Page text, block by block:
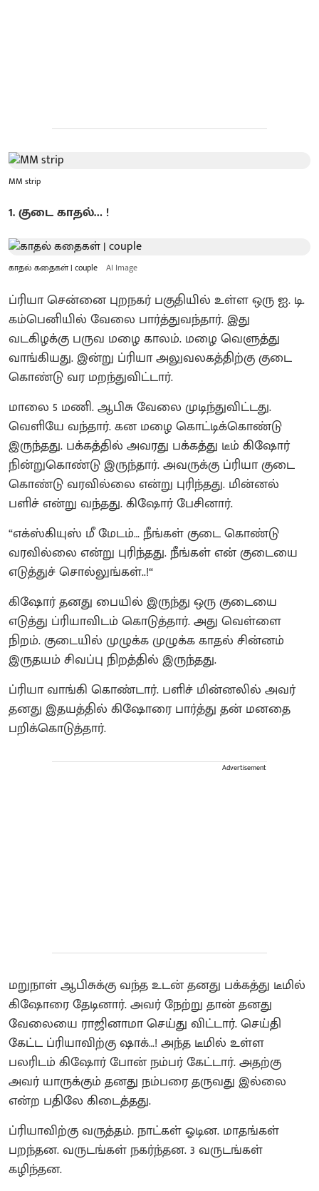
MM strip
1. குடை காதல்… !
காதல் கதைகள் | couple AI Image
ப்ரியா சென்னை புறநகர் பகுதியில் உள்ள ஒரு ஐ. டி.
கம்பெனியில் வேலை பார்த்துவந்தார். இது
வடகிழக்கு பருவ மழை காலம். மழை வெளுத்து
வாங்கியது. இன்று ப்ரியா அலுவலகத்திற்கு குடை
கொண்டு வர மறந்துவிட்டார்.
மாலை 5 மணி. ஆபிசு வேலை முடிந்துவிட்டது.
வெளியே வந்தார். கன மழை கொட்டிக்கொண்டு
இருந்தது. பக்கத்தில் அவரது பக்கத்து டீம் கிஷோர்
நின்றுகொண்டு இருந்தார். அவருக்கு ப்ரியா குடை
கொண்டு வரவில்லை என்று புரிந்தது. மின்னல்
பளிச் என்று வந்தது. கிஷோர் பேசினார்.
“எக்ஸ்கியுஸ் மீ மேடம்… நீங்கள் குடை கொண்டு
வரவில்லை என்று புரிந்தது. நீங்கள் என் குடையை
எடுத்துச் சொல்லுங்கள்..!“
கிஷோர் தனது பையில் இருந்து ஒரு குடையை
எடுத்து ப்ரியாவிடம் கொடுத்தார். அது வெள்ளை
நிறம். குடையில் முழுக்க முழுக்க காதல் சின்னம்
இருதயம் சிவப்பு நிறத்தில் இருந்தது.
ப்ரியா வாங்கி கொண்டார். பளிச் மின்னலில் அவர்
தனது இதயத்தில் கிஷோரை பார்த்து தன் மனதை
பறிக்கொடுத்தார்.
Advertisement
மறுநாள் ஆபிசுக்கு வந்த உடன் தனது பக்கத்து டீமில்
கிஷோரை தேடினார். அவர் நேற்று தான் தனது
வேலையை ராஜினாமா செய்து விட்டார். செய்தி
கேட்ட ப்ரியாவிற்கு ஷாக்…! அந்த டீமில் உள்ள
பலரிடம் கிஷோர் போன் நம்பர் கேட்டார். அதற்கு
அவர் யாருக்கும் தனது நம்பரை தருவது இல்லை
என்ற பதிலே கிடைத்தது.
ப்ரியாவிற்கு வருத்தம். நாட்கள் ஓடின. மாதங்கள்
பறந்தன. வருடங்கள் நகர்ந்தன. 3 வருடங்கள்
கழிந்தன.